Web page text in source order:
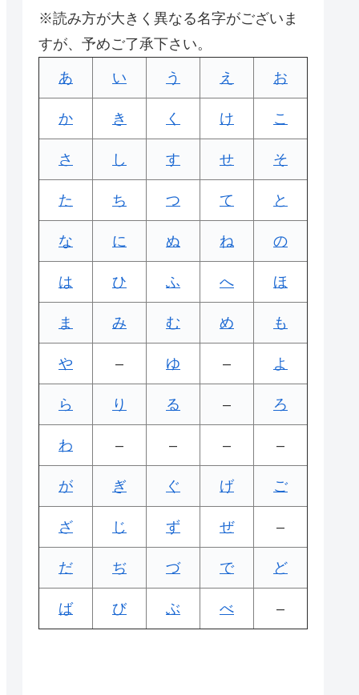
※読み方が大きく異なる名字がございま
すが、予めご了承下さい。
あ い う え お
か き く け こ
さ し す せ そ
た ち つ て と
な に ぬ ね の
は ひ ふ へ ほ
ま み む め も
や – ゆ – よ
ら り る – ろ
わ – – – –
が ぎ ぐ げ ご
ざ じ ず ぜ –
だ ぢ づ で ど
ば び ぶ べ –